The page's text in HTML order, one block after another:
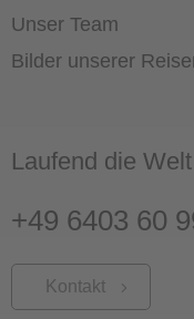
Unser Team
Bilder unserer
Laufend die
+49 6403 60
Kontakt